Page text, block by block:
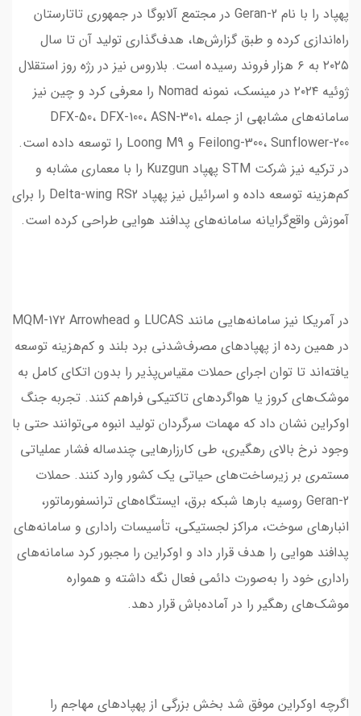
پهپاد را با نام Geran-2 در مجتمع آلابوگا در جمهوری تاتارستان
راه‌اندازی کرده و طبق گزارش‌ها، هدف‌گذاری تولید آن تا سال
۲۰۲۵ به ۶ هزار فروند رسیده است. بلاروس نیز در رژه روز استقلال
ژوئیه ۲۰۲۴ در مینسک، نمونه Nomad را معرفی کرد و چین نیز
سامانه‌های مشابهی از جمله DFX-50، DFX-100، ASN-301،
Feilong-300، Sunflower-200 و Loong M9 را توسعه داده است.
در ترکیه نیز شرکت STM پهپاد Kuzgun را با معماری مشابه و
کم‌هزینه توسعه داده و اسرائیل نیز پهپاد Delta-wing RS2 را برای
آموزش واقع‌گرایانه سامانه‌های پدافند هوایی طراحی کرده است.
در آمریکا نیز سامانه‌هایی مانند LUCAS و MQM-172 Arrowhead
در همین رده از پهپادهای مصرف‌شدنی برد بلند و کم‌هزینه توسعه
یافته‌اند تا توان اجرای حملات مقیاس‌پذیر را بدون اتکای کامل به
موشک‌های کروز یا هواگردهای تاکتیکی فراهم کنند. تجربه جنگ
اوکراین نشان داد که مهمات سرگردان تولید انبوه می‌توانند حتی با
وجود نرخ بالای رهگیری، طی کارزارهایی چندساله فشار عملیاتی
مستمری بر زیرساخت‌های حیاتی یک کشور وارد کنند. حملات
Geran-2 روسیه بارها شبکه برق، ایستگاه‌های ترانسفورماتور،
انبارهای سوخت، مراکز لجستیکی، تأسیسات راداری و سامانه‌های
پدافند هوایی را هدف قرار داد و اوکراین را مجبور کرد سامانه‌های
راداری خود را به‌صورت دائمی فعال نگه داشته و همواره
موشک‌های رهگیر را در آماده‌باش قرار دهد.
اگرچه اوکراین موفق شد بخش بزرگی از پهپادهای مهاجم را